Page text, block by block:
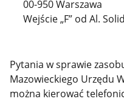
00-950 Warszawa
Wejście „F” od Al.
Pytania w sprawie
Mazowieckiego Urzędu
można kierować